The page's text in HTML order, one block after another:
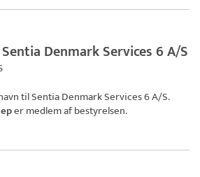
Denmark Services 6 A/S
tilSentia Denmark Services 6 A/S.
er medlem af bestyrelsen.